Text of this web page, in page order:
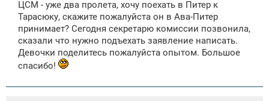
и
ЦСМ - уже два пролета, хочу поехать в Питер к
Тарасюку, скажите пожалуйста он в Ава-Питер
принимает? Сегодня секретарю комиссии позвонила,
сказали что нужно подъехать заявление написать.
Девочки поделитесь пожалуйста опытом. Большое
спасибо!